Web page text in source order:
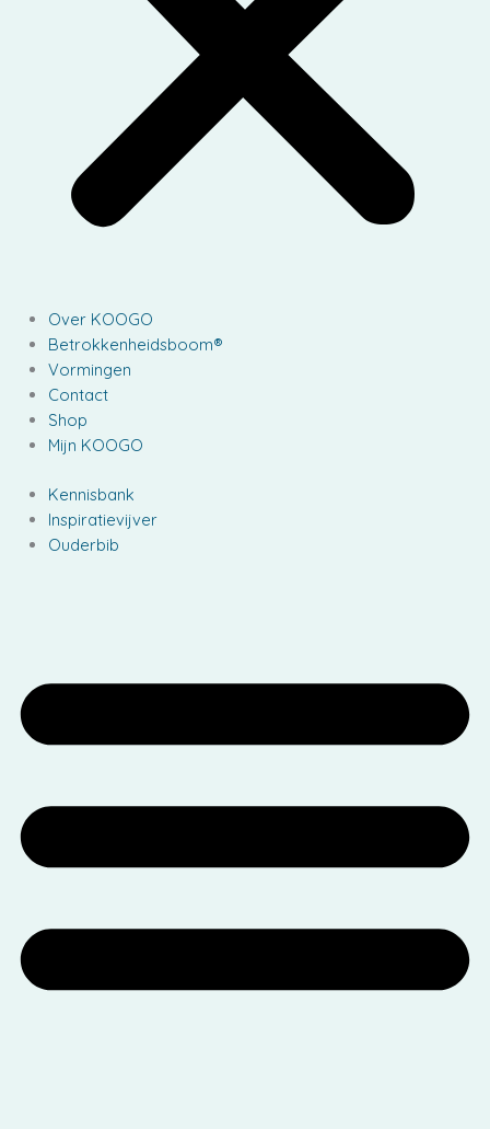
Over KOOGO
Betrokkenheidsboom®
Vormingen
Contact
Shop
Mijn KOOGO
Kennisbank
Inspiratievijver
Ouderbib